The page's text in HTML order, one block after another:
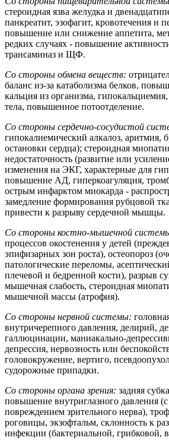
стероидная язва желудка и
панкреатит, эзофагит, кровотечения и
повышение или снижение аппетита,
редких случаях - повышение
трансаминаз и ЩФ.
Со стороны обмена веществ:
баланс из-за катаболизма белков,
кальция из организма,
тела, повышенное потоотделение.
Со стороны сердечно-сосудистой
гипокалиемический алкалоз, аритмия,
остановки сердца); стероидная
недостаточность (развитие или
изменения на ЭКГ, характерные для
повышение АД, гиперкоагуляция,
острым инфарктом миокарда -
замедление формирования рубцовой
привести к разрыву сердечной мышцы.
Со стороны костно-мышечной
процессов окостенения у детей
эпифизарных зон роста), остеопороз
патологические переломы,
плечевой и бедренной кости), разрыв
мышечная слабость, стероидная
мышечной массы (атрофия).
Со стороны нервной системы:
внутричерепного давления, делирий,
галлюцинации, маниакально-
депрессия, нервозность или
головокружение, вертиго,
судорожные припадки.
Со стороны органа зрения: задняя
повышение внутриглазного давления
повреждением зрительного нерва),
роговицы, экзофтальм, склонность к
инфекции (бактериальной, грибковой,